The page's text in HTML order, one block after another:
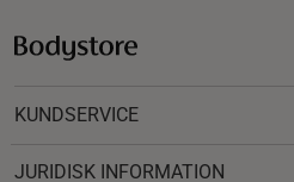
KUNDSERVICE
JURIDISK INFORMATION